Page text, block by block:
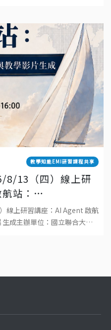
教學知能EMI研習課程共享
8/13（四）線上研
站：
教學影片生成
線上研習講座：AI Agent 啟航
成主辦單位：國立聯合大學